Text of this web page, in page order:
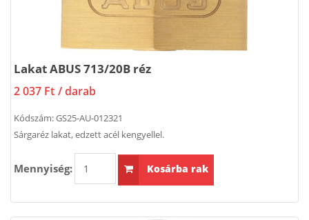
Lakat ABUS 713/20B réz
2 037 Ft / darab
Kódszám:GS25-AU-012321
Sárgaréz lakat, edzett acél kengyellel.
Mennyiség: Kosárba rak